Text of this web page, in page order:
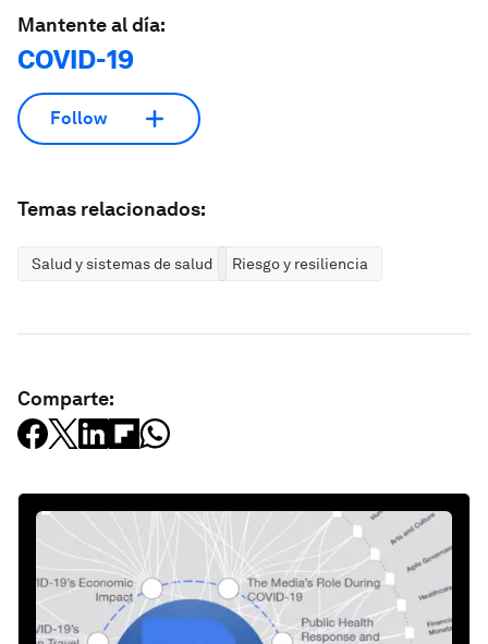
Mantente al día:
COVID-19
Follow
Temas relacionados:
Salud y sistemas de salud Riesgo y resiliencia
Comparte: